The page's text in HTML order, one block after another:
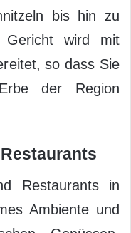
bis hin zu
Gericht wird mit
so dass Sie
der Region
Restaurants in
Ambiente und